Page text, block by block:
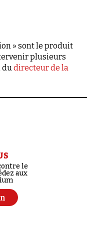
» sont le produit
plusieurs
dudirecteur de la
le
aux